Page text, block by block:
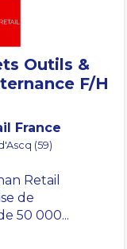
Outils &
F/H
France
(59)
Retail
de
50 000...